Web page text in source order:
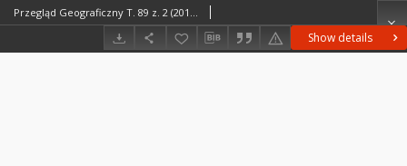
Show details
Przegląd Geograficzny T. 89 z. 2 (2017), Recenzje